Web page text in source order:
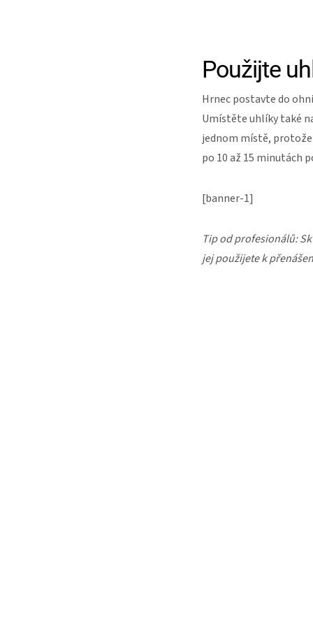
Použijte
Hrnec postavte do
Umístěte uhlíky také
jednom místě,
po 10 až 15 minutách
[banner-1]
Tip od profesionálů:
jej použijete k